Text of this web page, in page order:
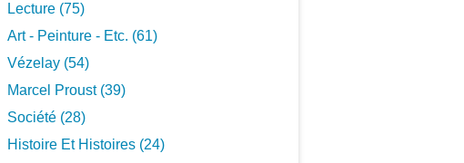
Lecture (75)
Art - Peinture - Etc. (61)
Vézelay (54)
Marcel Proust (39)
Société (28)
Histoire Et Histoires (24)